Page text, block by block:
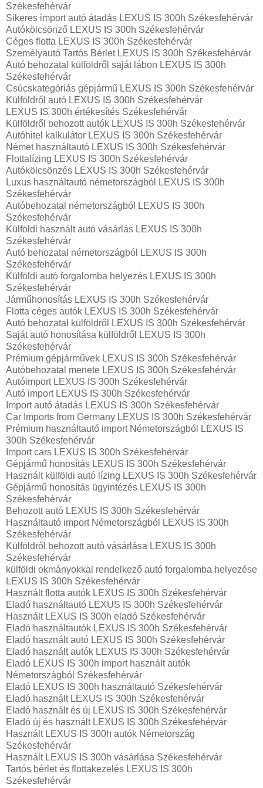
Székesfehérvár
Sikeres import autó átadás LEXUS IS 300h Székesfehérvár
Autókölcsönző LEXUS IS 300h Székesfehérvár
Céges flotta LEXUS IS 300h Székesfehérvár
Személyautó Tartós Bérlet LEXUS IS 300h Székesfehérvár
Autó behozatal külföldről saját lábon LEXUS IS 300h
Székesfehérvár
Csúcskategóriás gépjármű LEXUS IS 300h Székesfehérvár
Külföldről autó LEXUS IS 300h Székesfehérvár
LEXUS IS 300h értékesítés Székesfehérvár
Külföldről behozott autók LEXUS IS 300h Székesfehérvár
Autóhitel kalkulátor LEXUS IS 300h Székesfehérvár
Német használtautó LEXUS IS 300h Székesfehérvár
Flottalízing LEXUS IS 300h Székesfehérvár
Autókölcsönzés LEXUS IS 300h Székesfehérvár
Luxus használtautó németországból LEXUS IS 300h
Székesfehérvár
Autóbehozatal németországból LEXUS IS 300h
Székesfehérvár
Külföldi használt autó vásárlás LEXUS IS 300h
Székesfehérvár
Autó behozatal németországból LEXUS IS 300h
Székesfehérvár
Külföldi autó forgalomba helyezés LEXUS IS 300h
Székesfehérvár
Járműhonosítás LEXUS IS 300h Székesfehérvár
Flotta céges autók LEXUS IS 300h Székesfehérvár
Autó behozatal külföldről LEXUS IS 300h Székesfehérvár
Saját autó honosítása külföldről LEXUS IS 300h
Székesfehérvár
Prémium gépjárművek LEXUS IS 300h Székesfehérvár
Autóbehozatal menete LEXUS IS 300h Székesfehérvár
Autóimport LEXUS IS 300h Székesfehérvár
Autó import LEXUS IS 300h Székesfehérvár
Import autó átadás LEXUS IS 300h Székesfehérvár
Car Imports from Germany LEXUS IS 300h Székesfehérvár
Prémium használtautó import Németországból LEXUS IS
300h Székesfehérvár
Import cars LEXUS IS 300h Székesfehérvár
Gépjármű honosítás LEXUS IS 300h Székesfehérvár
Használt külföldi autó lízing LEXUS IS 300h Székesfehérvár
Gépjármű honosítás ügyintézés LEXUS IS 300h
Székesfehérvár
Behozott autó LEXUS IS 300h Székesfehérvár
Használtautó import Németországból LEXUS IS 300h
Székesfehérvár
Külföldről behozott autó vásárlása LEXUS IS 300h
Székesfehérvár
külföldi okmányokkal rendelkező autó forgalomba helyezése
LEXUS IS 300h Székesfehérvár
Használt flotta autók LEXUS IS 300h Székesfehérvár
Eladó használtautó LEXUS IS 300h Székesfehérvár
Használt LEXUS IS 300h eladó Székesfehérvár
Eladó használtautók LEXUS IS 300h Székesfehérvár
Eladó használt autó LEXUS IS 300h Székesfehérvár
Eladó használt autók LEXUS IS 300h Székesfehérvár
Eladó LEXUS IS 300h import használt autók
Németországból Székesfehérvár
Eladó LEXUS IS 300h használtautó Székesfehérvár
Eladó használt LEXUS IS 300h Székesfehérvár
Eladó használt és új LEXUS IS 300h Székesfehérvár
Eladó új és használt LEXUS IS 300h Székesfehérvár
Használt LEXUS IS 300h autók Németország
Székesfehérvár
Használt LEXUS IS 300h vásárlása Székesfehérvár
Tartós bérlet és flottakezelés LEXUS IS 300h
Székesfehérvár